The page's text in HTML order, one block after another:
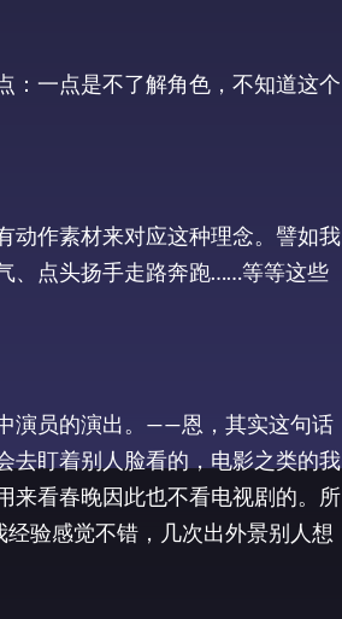
：一点是不了解角色，不知道这个
动作素材来对应这种理念。譬如我
、点头扬手走路奔跑……等等这些
演员的演出。——恩，其实这句话
去盯着别人脸看的，电影之类的我
来看春晚因此也不看电视剧的。所
验感觉不错，几次出外景别人想